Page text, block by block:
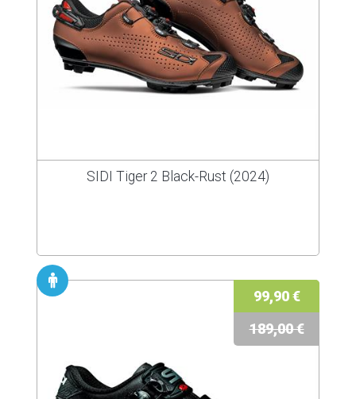
SIDI Tiger 2 Black-Rust (2024)
99,90 €
189,00 €